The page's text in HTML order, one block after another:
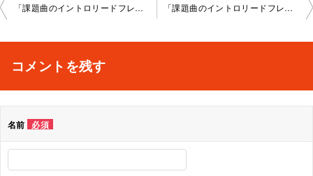
投
ビ
シ
「課題曲のイントロリードフレーズ」京都大宮教室2022-04-0 2-­no0003-­1005 「課題曲のイントロリードフレーズ」京都大宮教室2022-04-0 9-­no0003-­1005
コメントを残す
名前 必須